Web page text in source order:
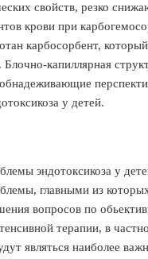
свойств, резко
крови при
карбосорбент,
капиллярная
у детей.
эндотоксикоза у
главными из
вопросов по
терапии, в
являться наиболее